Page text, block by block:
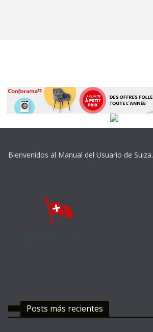
Bienvenidos al Manual del Usuario de Suiza.
Posts más recientes